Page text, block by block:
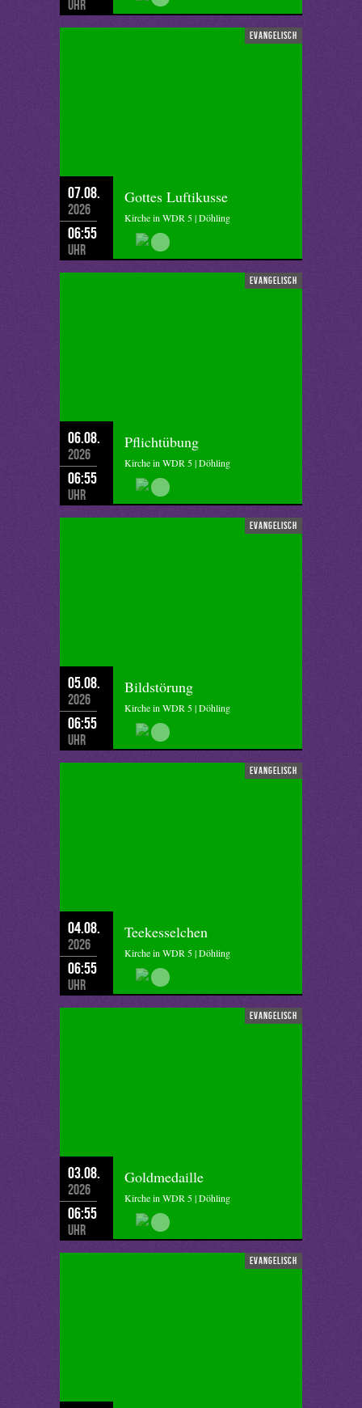
Uhr
evangelisch
07.08.
2026
06:55
Uhr
Gottes Luftikusse
Kirche in WDR 5 | Döhling
evangelisch
06.08.
2026
06:55
Uhr
Pflichtübung
Kirche in WDR 5 | Döhling
evangelisch
05.08.
2026
06:55
Uhr
Bildstörung
Kirche in WDR 5 | Döhling
evangelisch
04.08.
2026
06:55
Uhr
Teekesselchen
Kirche in WDR 5 | Döhling
evangelisch
03.08.
2026
06:55
Uhr
Goldmedaille
Kirche in WDR 5 | Döhling
evangelisch